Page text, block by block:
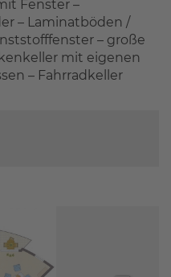
Fenster –
– Laminatböden /
– große
mit eigenen
– Fahrradkeller